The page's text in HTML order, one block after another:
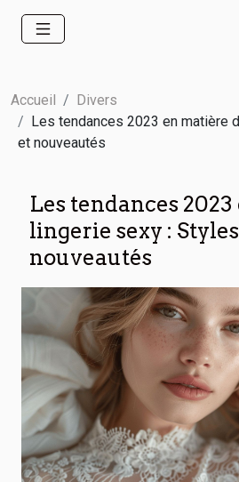
Accueil
Divers
Les tendances 2023 en matière
et nouveautés
Les tendances
lingerie sexy :
nouveautés